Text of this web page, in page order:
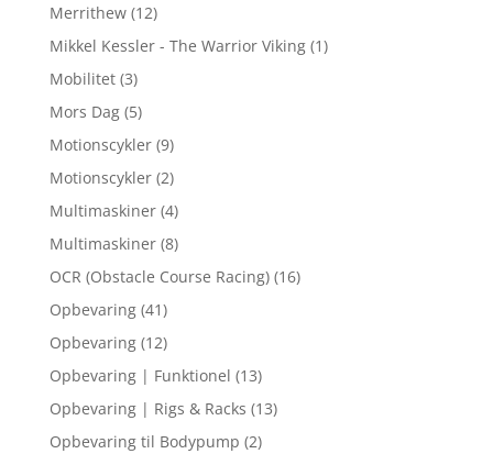
Merrithew (12)
Mikkel Kessler - The Warrior Viking (1)
Mobilitet (3)
Mors Dag (5)
Motionscykler (9)
Motionscykler (2)
Multimaskiner (4)
Multimaskiner (8)
OCR (Obstacle Course Racing) (16)
Opbevaring (41)
Opbevaring (12)
Opbevaring | Funktionel (13)
Opbevaring | Rigs & Racks (13)
Opbevaring til Bodypump (2)